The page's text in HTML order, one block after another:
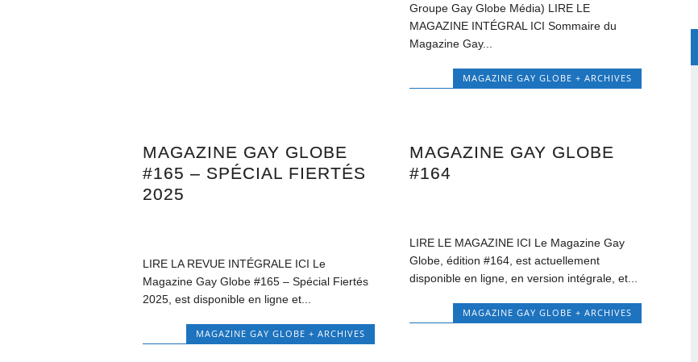
Groupe Gay Globe Média) LIRE LE
MAGAZINE INTÉGRAL ICI Sommaire du
Magazine Gay...
MAGAZINE GAY GLOBE + ARCHIVES
MAGAZINE GAY GLOBE
#165 – SPÉCIAL FIERTÉS
2025
LIRE LA REVUE INTÉGRALE ICI Le
Magazine Gay Globe #165 – Spécial Fiertés
2025, est disponible en ligne et...
MAGAZINE GAY GLOBE + ARCHIVES
MAGAZINE GAY GLOBE
#164
LIRE LE MAGAZINE ICI Le Magazine Gay
Globe, édition #164, est actuellement
disponible en ligne, en version intégrale, et...
MAGAZINE GAY GLOBE + ARCHIVES